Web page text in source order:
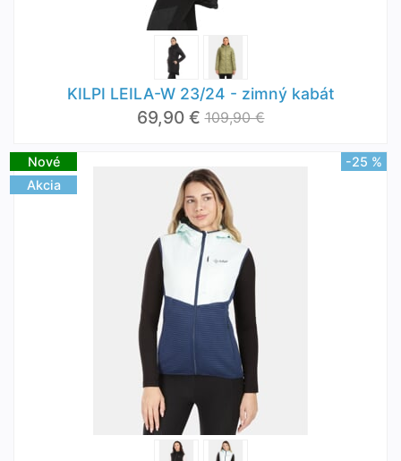
KILPI LEILA-W 23/24 - zimný kabát
69,90 € 109,90 €
Nové
Akcia
-25 %